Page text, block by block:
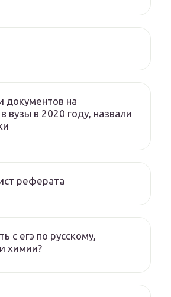
документов на
вузы в 2020 году, назвали
реферата
с егэ по русскому,
химии?